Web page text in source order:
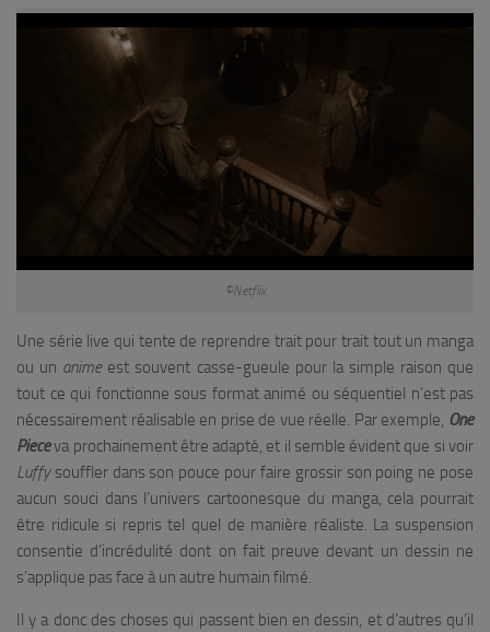
©Netflix
Une série live qui tente de reprendre trait pour trait tout un manga
ou un animeest souvent casse-gueule pour la simple raison que
tout ce qui fonctionne sous format animé ou séquentiel n’est pas
nécessairement réalisable en prise de vue réelle. Par exemple, One
Pieceva prochainement être adapté, et il semble évident que si voir
Luffysouffler dans son pouce pour faire grossir son poing ne pose
aucun souci dans l’univers cartoonesque du manga, cela pourrait
être ridicule si repris tel quel de manière réaliste. La suspension
consentie d’incrédulité dont on fait preuve devant un dessin ne
s’applique pas face à un autre humain filmé.
Il y a donc des choses qui passent bien en dessin, et d’autres qu’il